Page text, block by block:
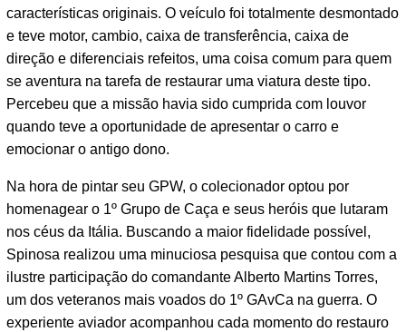
características originais. O veículo foi totalmente desmontado
e teve motor, cambio, caixa de transferência, caixa de
direção e diferenciais refeitos, uma coisa comum para quem
se aventura na tarefa de restaurar uma viatura deste tipo.
Percebeu que a missão havia sido cumprida com louvor
quando teve a oportunidade de apresentar o carro e
emocionar o antigo dono.
Na hora de pintar seu GPW, o colecionador optou por
homenagear o 1º Grupo de Caça e seus heróis que lutaram
nos céus da Itália. Buscando a maior fidelidade possível,
Spinosa realizou uma minuciosa pesquisa que contou com a
ilustre participação do comandante Alberto Martins Torres,
um dos veteranos mais voados do 1º GAvCa na guerra. O
experiente aviador acompanhou cada momento do restauro